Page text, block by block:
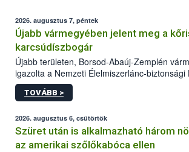
2026. augusztus 7, péntek
Újabb vármegyében jelent meg a
karcsúdíszbogár
Újabb területen, Borsod-Abaúj-Zemplén
igazolta a Nemzeti Élelmiszerlánc-biztonsági
kőrisrontó karcsúdíszbogár (Agrilus
kártevőt nem csak színcsapdában találták
az intenzív felderítést, emellett az
hatósággal is összehangolják a terjedés
TOVÁBB >
2026. augusztus 6, csütörtök
Szüret után is alkalmazható három
az amerikai szőlőkabóca ellen